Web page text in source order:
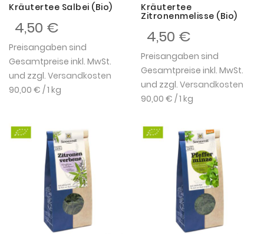
Kräutertee Salbei (Bio)
4,50 €
Preisangaben sind
Gesamtpreise inkl. MwSt.
und zzgl. Versandkosten
90,00 € / 1 kg
Kräutertee
Zitronenmelisse (Bio)
4,50 €
Preisangaben sind
Gesamtpreise inkl. MwSt.
und zzgl. Versandkosten
90,00 € / 1 kg